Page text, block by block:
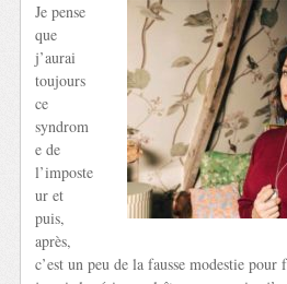
Je pense
que
j’aurai
toujours
ce
syndrom
e de
l’imposte
ur et
puis,
après,
c’est un peu de la fausse modestie